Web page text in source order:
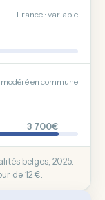
France : variable
en commune
3 700€
belges, 2025.
de 12 €.